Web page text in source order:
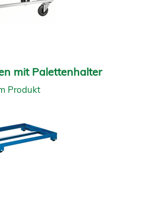
mit Palettenhalter
Produkt